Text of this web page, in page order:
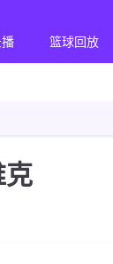
篮球回放
克